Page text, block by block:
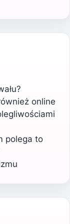
online
polega to